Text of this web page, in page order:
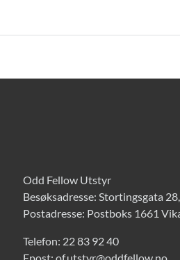
Odd Fellow Utstyr
Besøksadresse: Stortingsgata
Postadresse: Postboks 1661
Telefon: 22 83 92 40